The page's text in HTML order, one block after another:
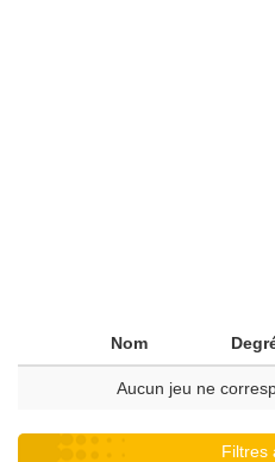
Nom
Aucun jeu ne
Filtres